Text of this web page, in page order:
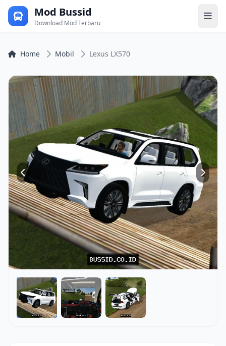
Mod Bussid
Download Mod Terbaru
Home Mobil Lexus LX570